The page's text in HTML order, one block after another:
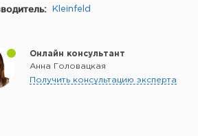
Kleinfeld
Онлайн консультант
Анна Головацкая
Получить консультацию эксперта